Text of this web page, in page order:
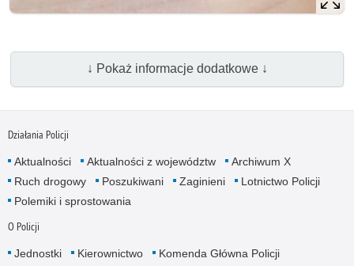
↓ Pokaż informacje dodatkowe ↓
Działania Policji
Aktualności Aktualności z województw
Archiwum X
Ruch drogowy
Poszukiwani Zaginieni
Lotnictwo Policji
Polemiki i sprostowania
O Policji
Jednostki Kierownictwo
Komenda Główna Policji